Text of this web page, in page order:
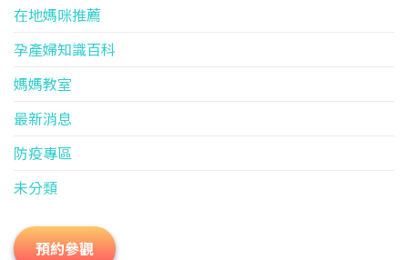
在地媽咪推薦
孕產婦知識百科
媽媽教室
最新消息
防疫專區
未分類
預約參觀